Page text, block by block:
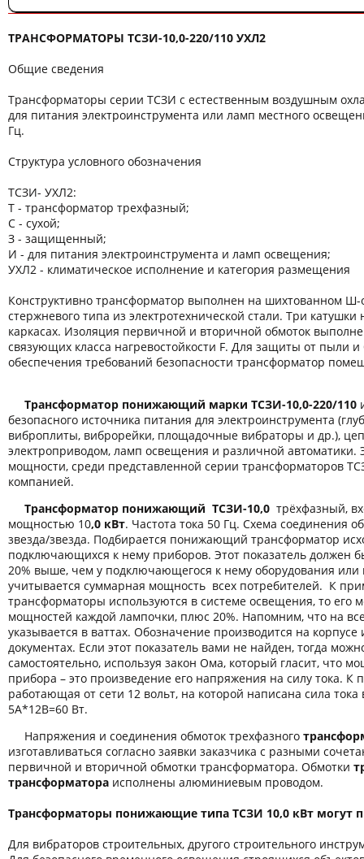
ТРАНСФОРМАТОРЫ ТСЗИ-10,0-220/110 УХЛ2
Общие сведения
Трансформаторы серии ТСЗИ с естественным воздушным
для питания электроинструмента или ламп местного
Гц.
Структура условного обозначения
ТСЗИ- УХЛ2:
Т - трансформатор трехфазный;
С - сухой;
З - защищенный;
И - для питания электроинструмента и ламп освещения;
УХЛ2 - климатическое исполнение и категория размещения
Конструктивно трансформатор выполнен на шихтованном Ш-
стержневого типа из электротехнической стали. Три
каркасах. Изоляция первичной и вторичной обмоток
связующих класса нагревостойкости F. Для защиты от пыли и
обеспечения требований безопасности трансформатор
Трансформатор понижающий марки ТСЗИ-10,0-220/110
безопасного источника питания для электроинструмента
виброплиты, виброрейки, площадочные вибраторы и др.),
электроприводом, ламп освещения и различной автоматики.
мощности, среди представленной серии трансформаторов
компанией.
Трансформатор понижающий ТСЗИ-10,0 трёхфазный,
мощностью 10,0 кВт. Частота тока 50 Гц. Схема соединения
звезда/звезда. Подбирается понижающий трансформатор
подключающихся к нему приборов. Этот показатель должен
20% выше, чем у подключающегося к нему оборудования или
учитывается суммарная мощность всех потребителей. К
трансформаторы используются в системе освещения, то его
мощностей каждой лампочки, плюс 20%. Напомним, что на
указывается в ваттах. Обозначение производится на
документах. Если этот показатель вами не найден, тогда
самостоятельно, используя закон Ома, который гласит, что
прибора – это произведение его напряжения на силу тока. К
работающая от сети 12 вольт, на которой написана сила
5А*12В=60 Вт.
Напряжения и соединения обмоток трехфазного
изготавливаться согласно заявки заказчика с разными
первичной и вторичной обмотки трансформатора. Обмотки
трансформатора исполнены алюминиевым проводом.
Трансформаторы понижающие типа ТСЗИ 10,0 кВт могут
Для вибраторов строительных, другого строительного